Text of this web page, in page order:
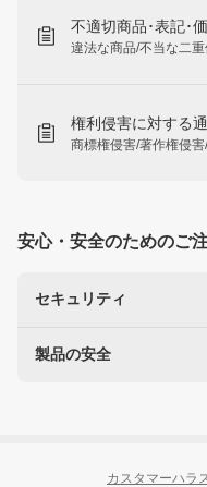
不適切商品･表記･
違法な商品/不当な二
権利侵害に対する
商標権侵害/著作権侵
安心・安全のためのご
セキュリティ
楽天を装った不正にご
製品の安全
カスタマーハラ